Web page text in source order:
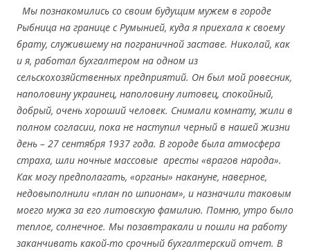
Мы познакомились со своим будущим мужем в городе
Рыбница на границе с Румынией, куда я приехала к своему
брату, служившему на пограничной заставе. Николай, как
и я, работал бухгалтером на одном из
сельскохозяйственных предприятий. Он был мой ровесник,
наполовину украинец, наполовину литовец, спокойный,
добрый, очень хороший человек. Снимали комнату, жили в
полном согласии, пока не наступил черный в нашей жизни
день – 27 сентября 1937 года. В городе была атмосфера
страха, шли ночные массовые аресты «врагов народа».
Как могу предполагать, «органы» накануне, наверное,
недовыполнили «план по шпионам», и назначили таковым
моего мужа за его литовскую фамилию. Помню, утро было
теплое, солнечное. Мы позавтракали и пошли на работу
заканчивать какой-то срочный бухгалтерский отчет. В